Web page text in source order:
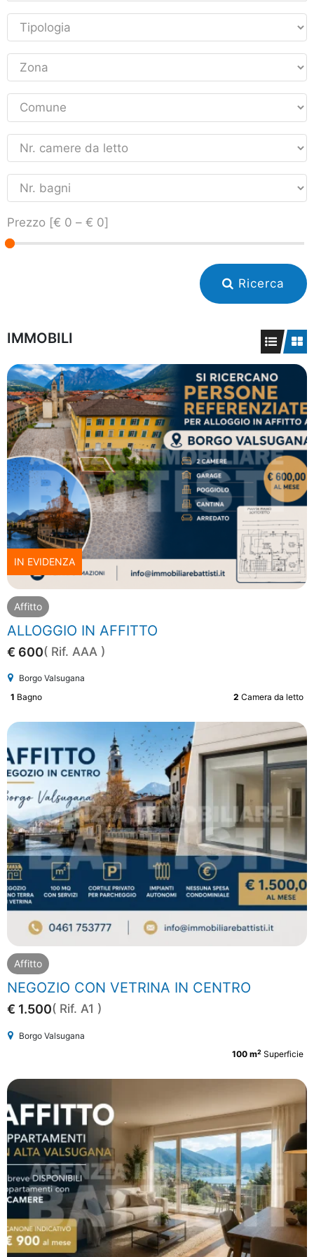
Prezzo [€ 0 – € 0]
Ricerca
IMMOBILI
IN EVIDENZA
Affitto
ALLOGGIO IN AFFITTO
€ 600( Rif. AAA )
Borgo Valsugana
2 Camera da letto
1 Bagno
Affitto
NEGOZIO CON VETRINA IN CENTRO
€ 1.500( Rif. A1 )
Borgo Valsugana
100 m2 Superficie